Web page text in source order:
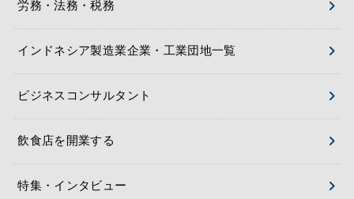
労務・法務・税務
インドネシア製造業企業・工業団地一覧
ビジネスコンサルタント
飲食店を開業する
特集・インタビュー